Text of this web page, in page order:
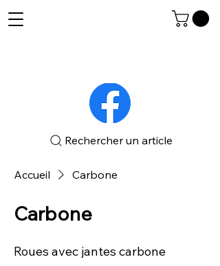
Rechercher un article
Accueil Carbone
Carbone
Roues avec jantes carbone